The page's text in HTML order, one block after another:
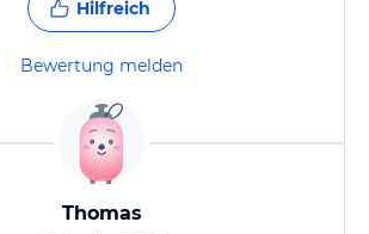
Hilfreich
Bewertung melden
Thomas